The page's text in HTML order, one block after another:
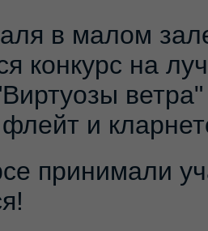
в малом
конкурс на
и
принимали